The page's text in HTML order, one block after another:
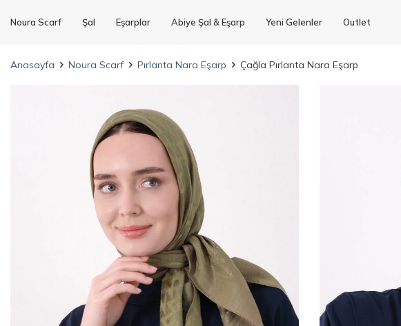
Noura Scarf Şal Eşarplar Abiye Şal & Eşarp Yeni Gelenler Outlet
Anasayfa Noura Scarf Pırlanta Nara Eşarp Çağla Pırlanta Nara Eşarp